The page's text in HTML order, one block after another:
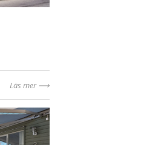
Läs mer